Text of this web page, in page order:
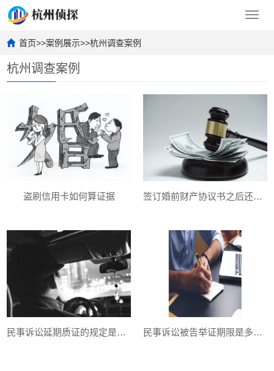
首页>>案例展示>>杭州调查案例
杭州调查案例
盗刷信用卡如何算证据 签订婚前财产协议书之后还能够反悔吗-
民事诉讼延期质证的规定是怎样的 民事诉讼被告举证期限是多久？